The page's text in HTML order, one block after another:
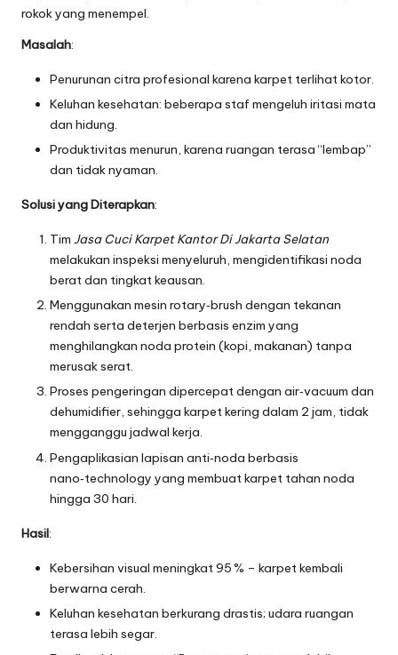
rokok yang menempel.
Masalah:
Penurunan citra profesional karena karpet terlihat kotor.
Keluhan kesehatan: beberapa staf mengeluh iritasi mata
dan hidung.
Produktivitas menurun, karena ruangan terasa “lembap”
dan tidak nyaman.
Solusi yang Diterapkan:
Tim Jasa Cuci Karpet Kantor Di Jakarta Selatan
melakukan inspeksi menyeluruh, mengidentifikasi noda
berat dan tingkat keausan.
Menggunakan mesin rotary‑brush dengan tekanan
rendah serta deterjen berbasis enzim yang
menghilangkan noda protein (kopi, makanan) tanpa
merusak serat.
Proses pengeringan dipercepat dengan air‑vacuum dan
dehumidifier, sehingga karpet kering dalam 2 jam, tidak
mengganggu jadwal kerja.
Pengaplikasian lapisan anti‑noda berbasis
nano‑technology yang membuat karpet tahan noda
hingga 30 hari.
Hasil:
Kebersihan visual meningkat 95 % – karpet kembali
berwarna cerah.
Keluhan kesehatan berkurang drastis; udara ruangan
terasa lebih segar.